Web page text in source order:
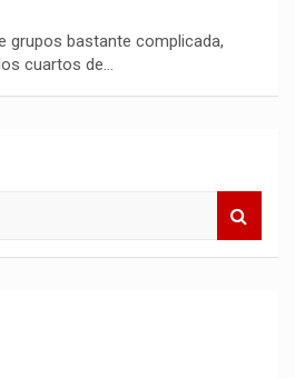
grupos bastante complicada,
cuartos de…